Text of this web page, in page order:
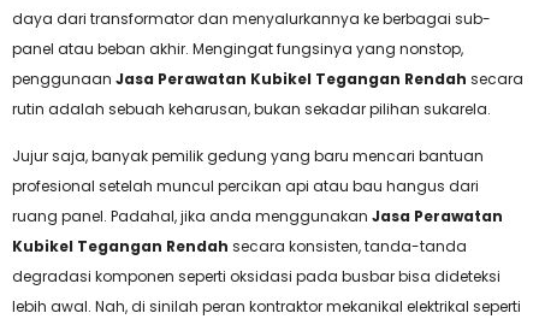
daya dari transformator dan menyalurkannya ke berbagai sub-
panel atau beban akhir. Mengingat fungsinya yang nonstop,
penggunaan Jasa Perawatan Kubikel Tegangan Rendah secara
rutin adalah sebuah keharusan, bukan sekadar pilihan sukarela.
Jujur saja, banyak pemilik gedung yang baru mencari bantuan
profesional setelah muncul percikan api atau bau hangus dari
ruang panel. Padahal, jika anda menggunakan Jasa Perawatan
Kubikel Tegangan Rendah secara konsisten, tanda-tanda
degradasi komponen seperti oksidasi pada busbar bisa dideteksi
lebih awal. Nah, di sinilah peran kontraktor mekanikal elektrikal seperti